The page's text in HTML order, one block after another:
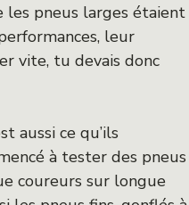
les pneus larges étaient
leur
vite, tu devais donc
aussi ce qu’ils
à tester des pneus
coureurs sur longue